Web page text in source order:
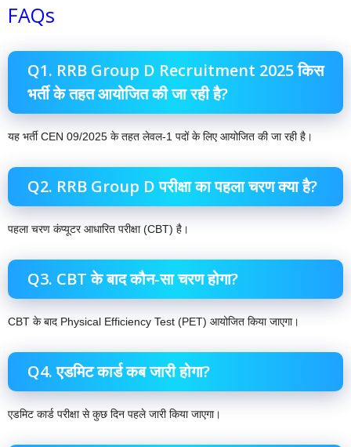
FAQs
Q1. RRB Group D Recruitment 2025 किस
भर्ती के तहत आयोजित की जा रही है?
यह भर्ती CEN 09/2025 के तहत लेवल-1 पदों के लिए आयोजित की जा रही है।
Q2. RRB Group D परीक्षा का पहला चरण क्या है?
पहला चरण कंप्यूटर आधारित परीक्षा (CBT) है।
Q3. CBT के बाद कौन-सा चरण होगा?
CBT के बाद Physical Efficiency Test (PET) आयोजित किया जाएगा।
Q4. एडमिट कार्ड कब जारी होगा?
एडमिट कार्ड परीक्षा से कुछ दिन पहले जारी किया जाएगा।